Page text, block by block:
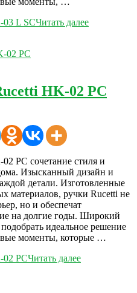
L SCЧитать далее
HK-02 PC
PC сочетание стиля и
Изысканный дизайн и
детали. Изготовленные
материалов, ручки Rucetti не
но и обеспечат
на долгие годы. Широкий
идеальное решение
моменты, которые …
PCЧитать далее